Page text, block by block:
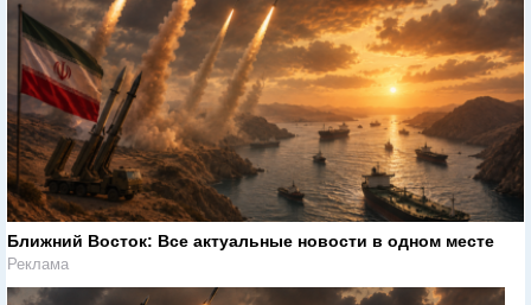
Ближний Восток: Все актуальные новости в одном месте
Реклама